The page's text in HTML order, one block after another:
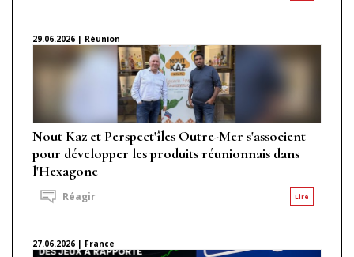
29.06.2026 | Réunion
Nout Kaz et Perspect'îles Outre-Mer s'associent
pour développer les produits réunionnais dans
l'Hexagone
Lire
Réagir
27.06.2026 | France